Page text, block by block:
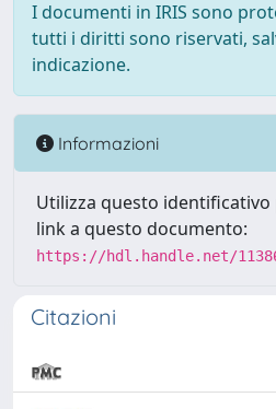
I documenti in IRIS sono
tutti i diritti sono riservati,
indicazione.
Informazioni
Utilizza questo
link a questo documento:
https://hdl.handle.net/
Citazioni